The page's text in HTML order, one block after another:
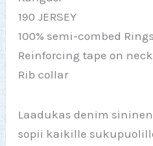
190 JERSEY
100% semi-combed
Reinforcing tape on neck
Rib collar
Laadukas denim
sopii kaikille